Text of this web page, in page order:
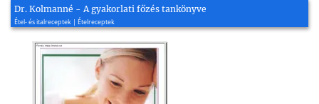
Dr. Kolmanné - A gyakorlati főzés tankönyve
Étel- és italreceptek | Ételreceptek